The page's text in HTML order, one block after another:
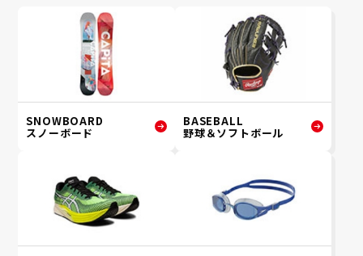
SNOWBOARD
スノーボード
BASEBALL
野球＆ソフトボール